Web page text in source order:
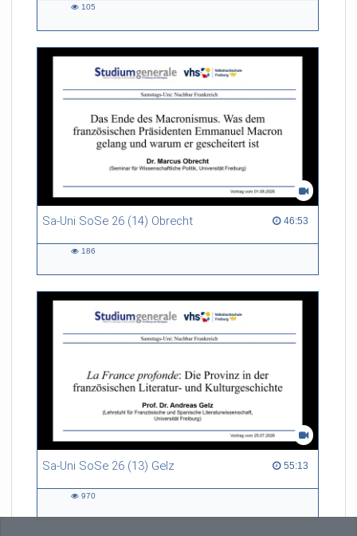
105
Sa-Uni SoSe 26 (14) Obrecht 46:53
46:53 duration
186
Sa-Uni SoSe 26 (13) Gelz 55:13
55:13 duration
970